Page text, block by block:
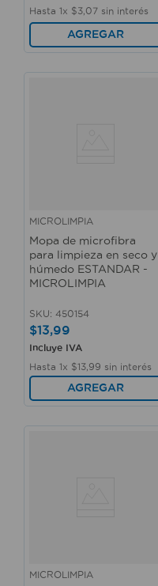
Hasta 1x $3 07 sin interés
AGREGAR
MICROLIMPIA
Mopa de microfibra
para limpieza en seco y
húmedo ESTANDAR -
MICROLIMPIA
SKU: 450154
$13,99
Incluye IVA
Hasta 1x $13 99 sin interés
AGREGAR
MICROLIMPIA